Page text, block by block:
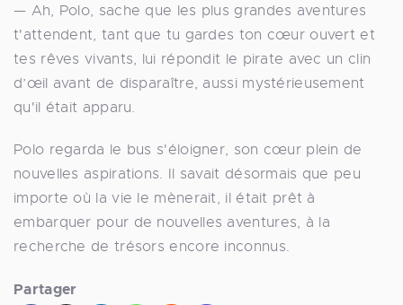
— Ah, Polo, sache que les plus grandes aventures
t'attendent, tant que tu gardes ton cœur ouvert et
tes rêves vivants, lui répondit le pirate avec un clin
d’œil avant de disparaître, aussi mystérieusement
qu'il était apparu.
Polo regarda le bus s'éloigner, son cœur plein de
nouvelles aspirations. Il savait désormais que peu
importe où la vie le mènerait, il était prêt à
embarquer pour de nouvelles aventures, à la
recherche de trésors encore inconnus.
Partager